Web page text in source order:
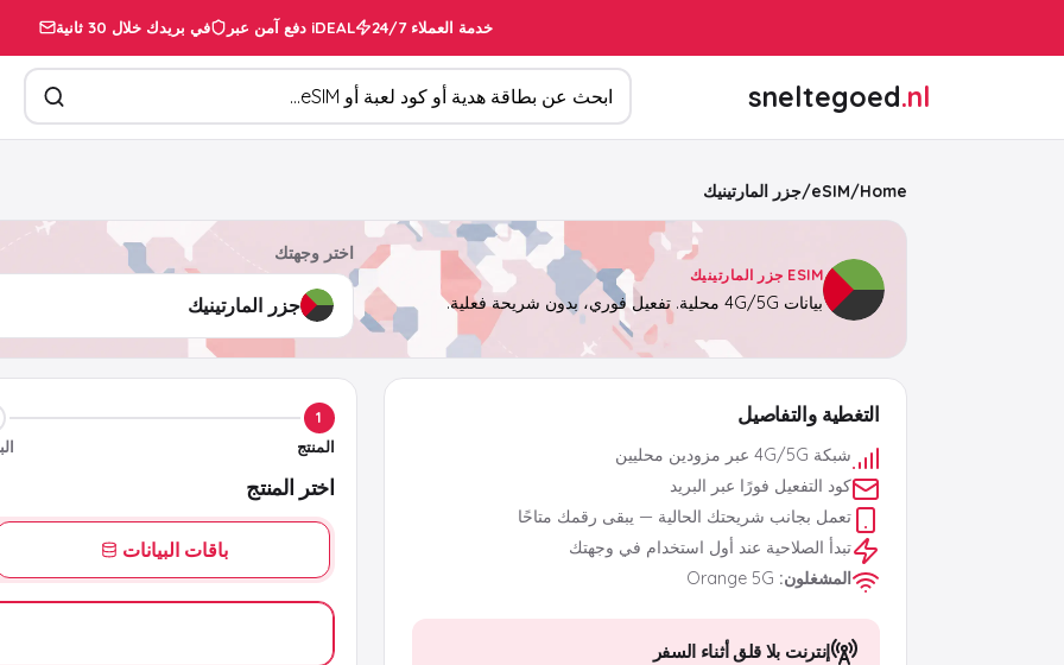
في بريدك خلال 30 ثانية دفع آمن عبر iDEAL خدمة العملاء 24/7
sneltegoed.nl ابحث عن المنتجات
Home
/
eSIM
/جزر المارتينيك
ESIM جزر المارتينيك
بيانات 4G/5G محلية. تفعيل فوري، بدون شريحة فعلية.
اختر وجهتك
التغطية والتفاصيل
شبكة 4G/5G عبر مزودين محليين
كود التفعيل فورًا عبر البريد
تعمل بجانب شريحتك الحالية — يبقى رقمك متاحًا
تبدأ الصلاحية عند أول استخدام في وجهتك
المشغلون:
Orange 5G
إنترنت بلا قلق أثناء السفر
1
المنتج
اختر المنتج
باقات البيانات